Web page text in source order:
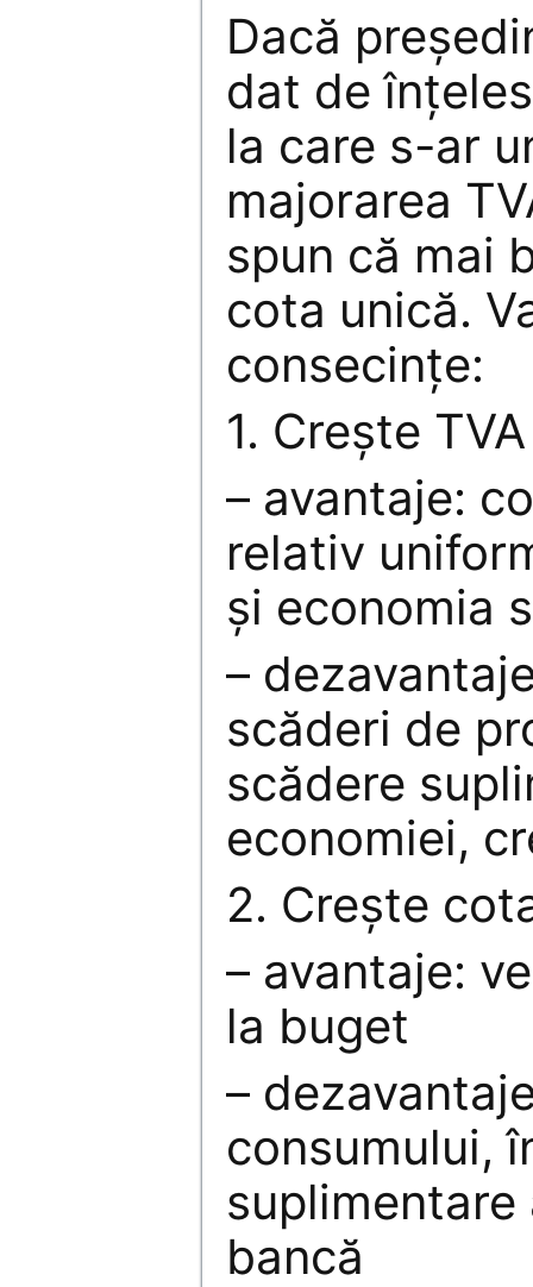
Dacă
dat de
la care s-ar
majorarea
spun că mai
cota unică.
consecinţe:
1. Creşte TVA
– avantaje:
relativ
şi economia
–
scăderi de
scădere
economiei,
2. Creşte
– avantaje:
la buget
–
consumului,
bancă